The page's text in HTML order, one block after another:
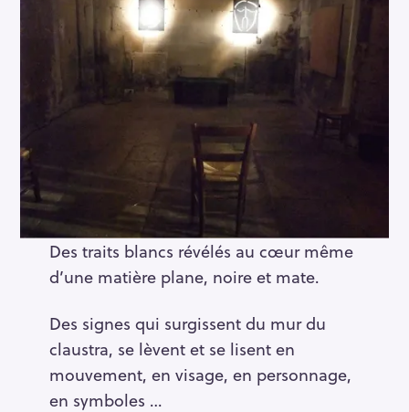
Des traits blancs révélés au cœur même
d’une matière plane, noire et mate.
Des signes qui surgissent du mur du
claustra, se lèvent et se lisent en
mouvement, en visage, en personnage,
en symboles …